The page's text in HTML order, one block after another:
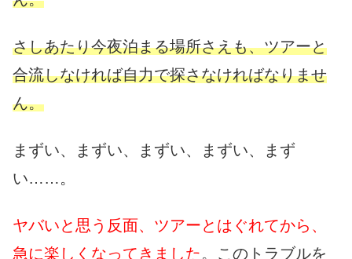
さしあたり今夜泊まる場所さえも、ツアーと
合流しなければ自力で探さなければなりませ
ん。
まずい、まずい、まずい、まずい、まず
い……。
ヤバいと思う反面、ツアーとはぐれてから、
急に楽しくなってきました。このトラブルを